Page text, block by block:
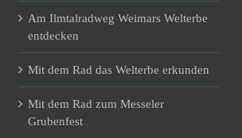
Am Ilmtalradweg Weimars Welterbe
entdecken
Mit dem Rad das Welterbe erkunden
Mit dem Rad zum Messeler
Grubenfest